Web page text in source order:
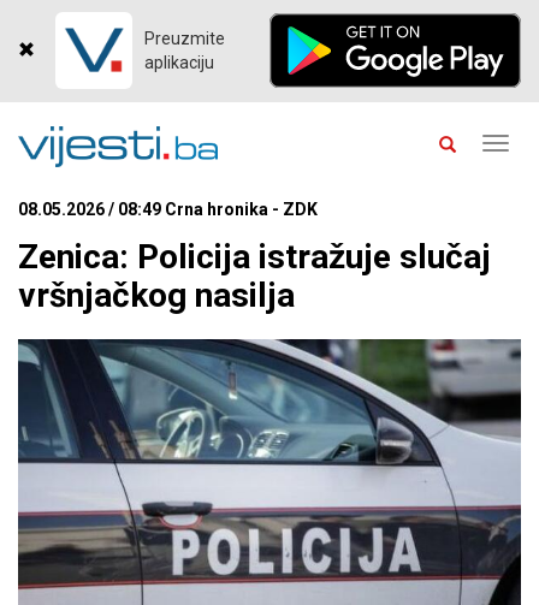
Preuzmite
aplikaciju
08.05.2026 / 08:49 Crna hronika - ZDK
Zenica: Policija istražuje slučaj
vršnjačkog nasilja